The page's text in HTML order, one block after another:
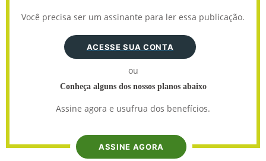
Você precisa ser um assinante para ler essa publicação.
ACESSE SUA CONTA
ou
Conheça alguns dos nossos planos abaixo
Assine agora e usufrua dos benefícios.
ASSINE AGORA